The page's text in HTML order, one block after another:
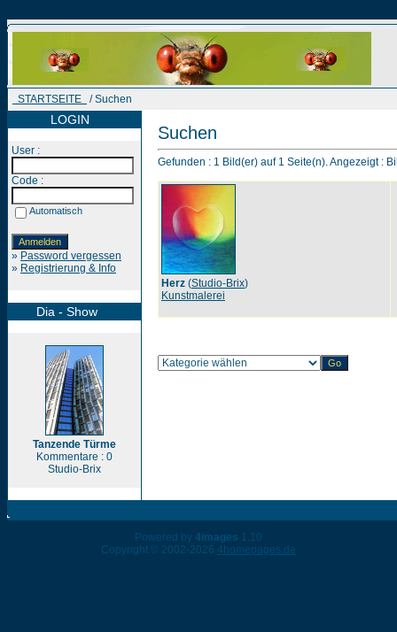
STARTSEITE / Suchen
LOGIN
User :
Code :
Automatisch
» Password vergessen
» Registrierung & Info
Dia - Show
Tanzende Türme
Kommentare : 0
Studio-Brix
Suchen
Gefunden : 1 Bild(er) auf 1 Seite(n). Angezeigt :
Herz (Studio-Brix)
Kunstmalerei
Powered by 4images 1.10
Copyright © 2002-2026 4homepages.de